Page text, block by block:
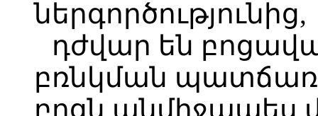
ներգործությունից,
դժվար են
բռնկման
բոցն անմիջապես